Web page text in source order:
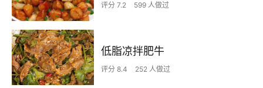
评分 7.2 599 人做过
低脂凉拌肥牛
评分 8.4 252 人做过